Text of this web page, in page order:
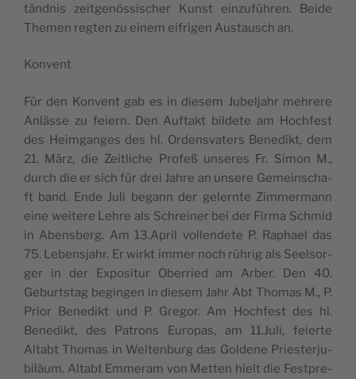
tänd­nis zeit­ge­nös­si­sc­her Kunst ein­zu­führen. Beide
The­men reg­ten zu einem eifri­gen Aus­ta­u­sch an.
Kon­vent
Für den Kon­vent gab es in die­sem Jubel­ja­hr mehre­re
Anläs­se zu fei­ern. Den Auf­takt bil­d­ete am Hoc­hfest
des Heim­gan­ges des hl. Orden­s­va­ters Bene­dikt, dem
21. März, die Zei­tlic­he Pro­feß unse­res Fr. Simon M.,
durch die er sich für drei Jahre an unse­re Geme­in­sc­ha­
ft band. Ende Juli begann der gelern­te Zim­mer­mann
eine wei­te­re Lehre als Schre­i­ner bei der Fir­ma Schmid
in Aben­s­berg. Am 13.April vol­len­d­ete P. Rap­ha­el das
75. Lebens­ja­hr. Er wirkt immer noch rührig als Seel­sor­
ger in der Expo­si­tur Obe­rri­ed am Arber. Den 40.
Geburt­s­tag begin­gen in die­sem Jahr Abt Tho­mas M., P.
Pri­or Bene­dikt und P. Gre­gor. Am Hoc­hfest des hl.
Bene­dikt, des Patrons Euro­pas, am 11.Juli, fei­er­te
Altabt Tho­mas in Wel­ten­burg das Gol­de­ne Pri­e­s­ter­ju­
bi­läum. Altabt Emme­ram von Met­ten hielt die Fest­pre­